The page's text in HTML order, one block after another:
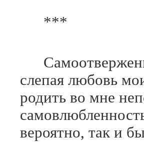
***
слепая любовь
родить во мне
вероятно, так и